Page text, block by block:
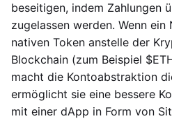
beseitigen, indem Zahlungen
zugelassen werden. Wenn
nativen Token anstelle der
Blockchain (zum Beispiel
macht die Kontoabstraktion
ermöglicht sie eine bessere
mit einer dApp in Form von